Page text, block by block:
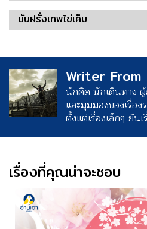
มันฝรั่งเทพไข่เค็ม
Writer From
นักคิด นักเดินทาง
และมุมมองของเรื่อ
ตั้งแต่เรื่องเล็กๆ ยัน
เรื่องที่คุณน่าจะชอบ